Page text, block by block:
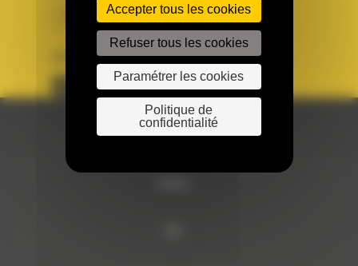
BM FRANCE
SUIVEZ-NOUS
© 2024 Bergerat-Monnoyeur
Accepter tous les cookies
Refuser tous les cookies
Paramétrer les cookies
Politique de
confidentialité